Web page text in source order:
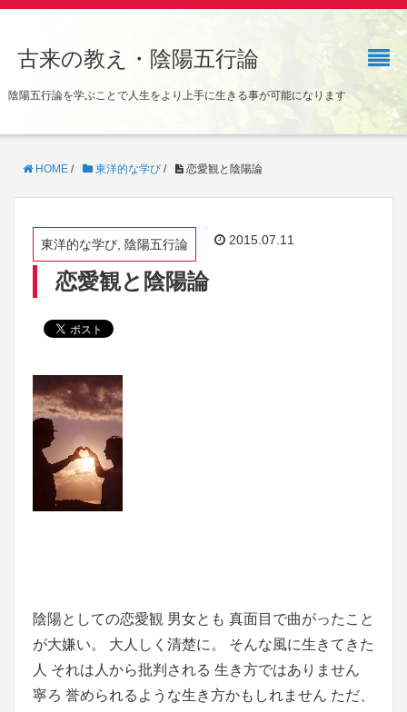
古来の教え・陰陽五行論
陰陽五行論を学ぶことで人生をより上手に生きる事が可能になります
HOME / 東洋的な学び / 恋愛観と陰陽論
東洋的な学び, 陰陽五行論 2015.07.11
恋愛観と陰陽論
陰陽としての恋愛観 男女とも 真面目で曲がったこと
が大嫌い。 大人しく清楚に。 そんな風に生きてきた
人 それは人から批判される 生き方ではありません
寧ろ 誉められるような生き方かもしれません ただ、